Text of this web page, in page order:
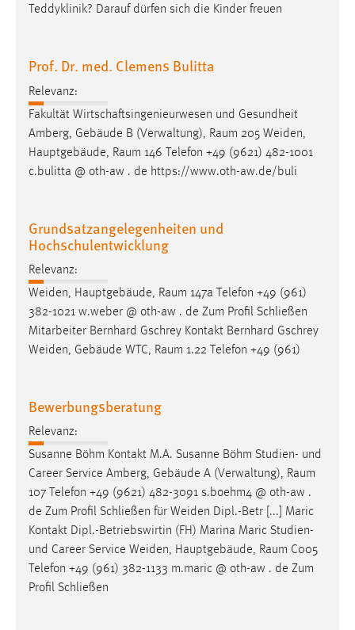
Teddyklinik? Darauf dürfen sich die Kinder freuen
Prof. Dr. med. Clemens Bulitta
Relevanz:
Fakultät Wirtschaftsingenieurwesen und Gesundheit
Amberg, Gebäude B (Verwaltung), Raum 205 Weiden,
Hauptgebäude, Raum 146 Telefon +49 (9621) 482-1001
c.bulitta @ oth-aw . de https://www.oth-aw.de/buli
Grundsatzangelegenheiten und
Hochschulentwicklung
Relevanz:
Weiden, Hauptgebäude, Raum 147a Telefon +49 (961)
382-1021 w.weber @ oth-aw . de Zum Profil Schließen
Mitarbeiter Bernhard Gschrey Kontakt Bernhard Gschrey
Weiden, Gebäude WTC, Raum 1.22 Telefon +49 (961)
Bewerbungsberatung
Relevanz:
Susanne Böhm Kontakt M.A. Susanne Böhm Studien- und
Career Service Amberg, Gebäude A (Verwaltung), Raum
107 Telefon +49 (9621) 482-3091 s.boehm4 @ oth-aw .
de Zum Profil Schließen für Weiden Dipl.-Betr [...] Maric
Kontakt Dipl.-Betriebswirtin (FH) Marina Maric Studien-
und Career Service Weiden, Hauptgebäude, Raum C005
Telefon +49 (961) 382-1133 m.maric @ oth-aw . de Zum
Profil Schließen